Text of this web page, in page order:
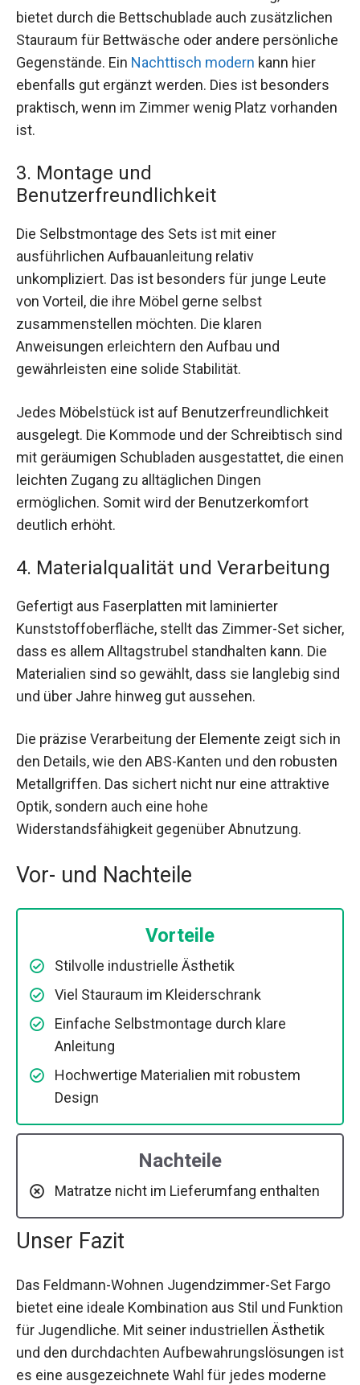
bietet durch die Bettschublade auch zusätzlichen
Stauraum für Bettwäsche oder andere persönliche
Gegenstände. Ein Nachttisch modern kann hier
ebenfalls gut ergänzt werden. Dies ist besonders
praktisch, wenn im Zimmer wenig Platz vorhanden
ist.
3. Montage und
Benutzerfreundlichkeit
Die Selbstmontage des Sets ist mit einer
ausführlichen Aufbauanleitung relativ
unkompliziert. Das ist besonders für junge Leute
von Vorteil, die ihre Möbel gerne selbst
zusammenstellen möchten. Die klaren
Anweisungen erleichtern den Aufbau und
gewährleisten eine solide Stabilität.
Jedes Möbelstück ist auf Benutzerfreundlichkeit
ausgelegt. Die Kommode und der Schreibtisch sind
mit geräumigen Schubladen ausgestattet, die einen
leichten Zugang zu alltäglichen Dingen
ermöglichen. Somit wird der Benutzerkomfort
deutlich erhöht.
4. Materialqualität und Verarbeitung
Gefertigt aus Faserplatten mit laminierter
Kunststoffoberfläche, stellt das Zimmer-Set sicher,
dass es allem Alltagstrubel standhalten kann. Die
Materialien sind so gewählt, dass sie langlebig sind
und über Jahre hinweg gut aussehen.
Die präzise Verarbeitung der Elemente zeigt sich in
den Details, wie den ABS-Kanten und den robusten
Metallgriffen. Das sichert nicht nur eine attraktive
Optik, sondern auch eine hohe
Widerstandsfähigkeit gegenüber Abnutzung.
Vor- und Nachteile
Vorteile
Stilvolle industrielle Ästhetik
Viel Stauraum im Kleiderschrank
Einfache Selbstmontage durch klare
Anleitung
Hochwertige Materialien mit robustem
Design
Nachteile
Matratze nicht im Lieferumfang enthalten
Unser Fazit
Das Feldmann-Wohnen Jugendzimmer-Set Fargo
bietet eine ideale Kombination aus Stil und Funktion
für Jugendliche. Mit seiner industriellen Ästhetik
und den durchdachten Aufbewahrungslösungen ist
es eine ausgezeichnete Wahl für jedes moderne